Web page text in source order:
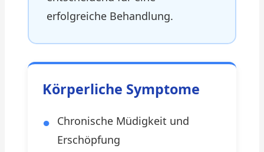
erfolgreiche Behandlung.
Körperliche Symptome
Chronische Müdigkeit und
Erschöpfung